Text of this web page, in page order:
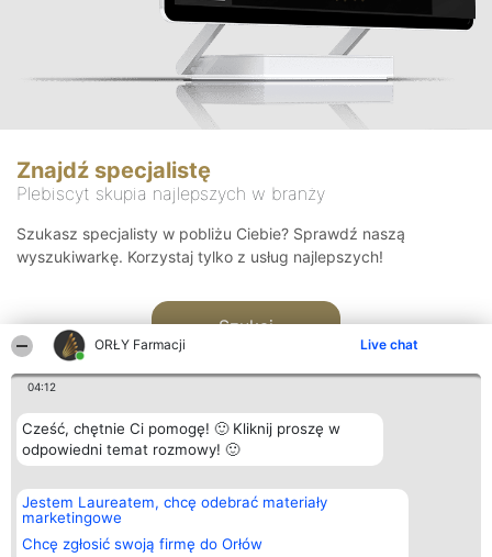
ORŁY Farmacji Live chat
04:12
Cześć, chętnie Ci pomogę! 🙂 Kliknij proszę w
odpowiedni temat rozmowy! 🙂
Jestem Laureatem, chcę odebrać materiały
marketingowe
Chcę zgłosić swoją firmę do Orłów
Znajdź specjalistę
Plebiscyt skupia najlepszych w branży
Szukasz specjalisty w pobliżu Ciebie? Sprawdź naszą
wyszukiwarkę. Korzystaj tylko z usług najlepszych!
Szukaj
Organizator plebiscytu
Bright Side Solutions sp. z o.
o. sp. k.
ul. Ruska 22
Wrocław 50-079
Plebiscyt
Laureaci
wszystkich
Laureatów
Kontakt
Kontakt